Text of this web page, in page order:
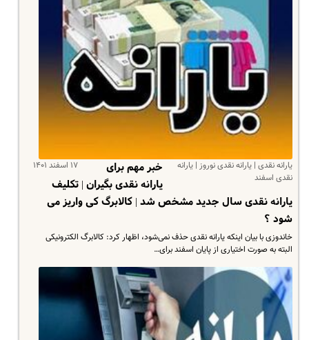
یارانه نقدی | یارانه نقدی نوروز | یارانه
نقدی اسفند
۱۷ اسفند ۱۴۰۱
خبر مهم برای
یارانه نقدی بگیران | تکلیف
یارانه نقدی سال جدید مشخص شد | کالابرگ کی واریز می
شود ؟
خاندوزی با بیان اینکه یارانه نقدی حذف نمی‌شود، اظهار کرد: کالابرگ الکترونیکی
البته به صورت اختیاری از پایان اسفند برای…